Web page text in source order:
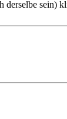
sein)